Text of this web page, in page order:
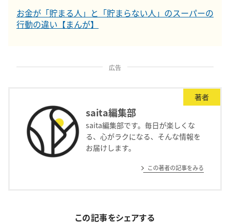
お金が「貯まる人」と「貯まらない人」のスーパーの
行動の違い【まんが】
広告
著者
saita編集部
saita編集部です。毎日が楽しくな
る、心がラクになる、そんな情報を
お届けします。
この著者の記事をみる
この記事をシェアする